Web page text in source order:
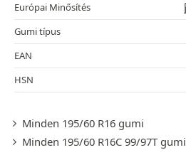
Európai Minősítés
Gumi típus
EAN
HSN
Minden 195/60 R16 gumi
Minden 195/60 R16C 99/97T gumi